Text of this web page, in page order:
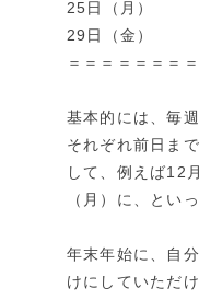
25日（月）
29日（金）
＝＝＝＝＝＝＝
基本的には、毎
それぞれ前日ま
して、 例えば12
（月）に、とい
年末年始に、自
けにしていただ